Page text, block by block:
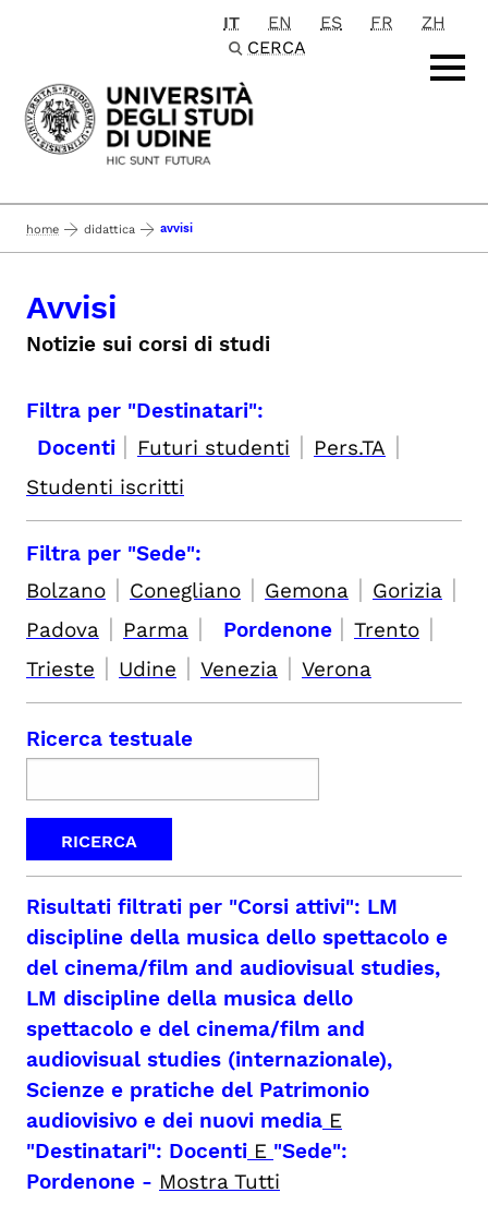
Passa al contenuto principale
IT EN ES FR
ZH
CERCA
home didattica avvisi
Avvisi
Notizie sui corsi di studi
Filtra per "Destinatari":
Docenti | Futuri studenti | Pers.TA |
Studenti iscritti
Filtra per "Sede":
Bolzano | Conegliano | Gemona | Gorizia |
Padova | Parma | Pordenone | Trento |
Trieste | Udine | Venezia | Verona
Ricerca testuale
Risultati filtrati per "Corsi attivi": LM
discipline della musica dello spettacolo e
del cinema/film and audiovisual studies,
LM discipline della musica dello
spettacolo e del cinema/film and
audiovisual studies (internazionale),
Scienze e pratiche del Patrimonio
audiovisivo e dei nuovi media E
"Destinatari": Docenti E "Sede":
Pordenone - Mostra Tutti